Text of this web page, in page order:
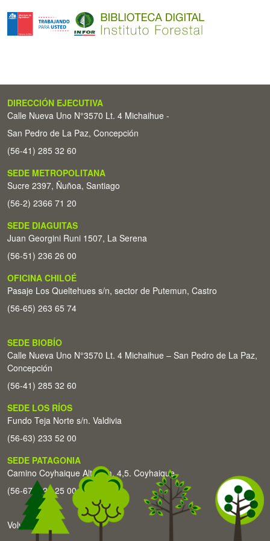
DIRECCIÓN EJECUTIVA
Calle Nueva Uno N°3570 Lt. 4 Michaihue -
San Pedro de La Paz, Concepción
(56-41) 285 32 60
SEDE METROPOLITANA
Sucre 2397, Ñuñoa, Santiago
(56-2) 2366 71 20
SEDE DIAGUITAS
Juan Georgini Runi 1507, La Serena
(56-51) 236 26 00
OFICINA CHILOÉ
Pasaje Los Queltehues s/n, sector de Putemun, Castro
(56-65) 263 65 74
SEDE BIOBÍO
Calle Nueva Uno N°3570 Lt. 4 Michaihue – San Pedro de La Paz,
Concepción
(56-41) 285 32 60
SEDE LOS RÍOS
Fundo Teja Norte s/n. Valdivia
(56-63) 233 52 00
SEDE PATAGONIA
Camino Coyhaique Alto Km. 4,5. Coyhaique
(56-67) 226 25 00
Volver arriba